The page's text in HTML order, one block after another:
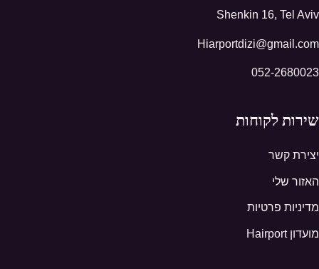
Shenkin 16, Tel Aviv
Hiarportdizi@gmail.com
052-2680023
שירות לקוחות
יצירת קשר
האזור שלי
מדיניות פרטיות
מועדון Hairport